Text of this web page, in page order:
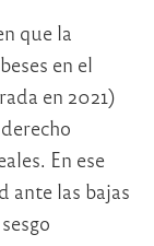
que la
en el
en 2021)
En ese
ante las bajas